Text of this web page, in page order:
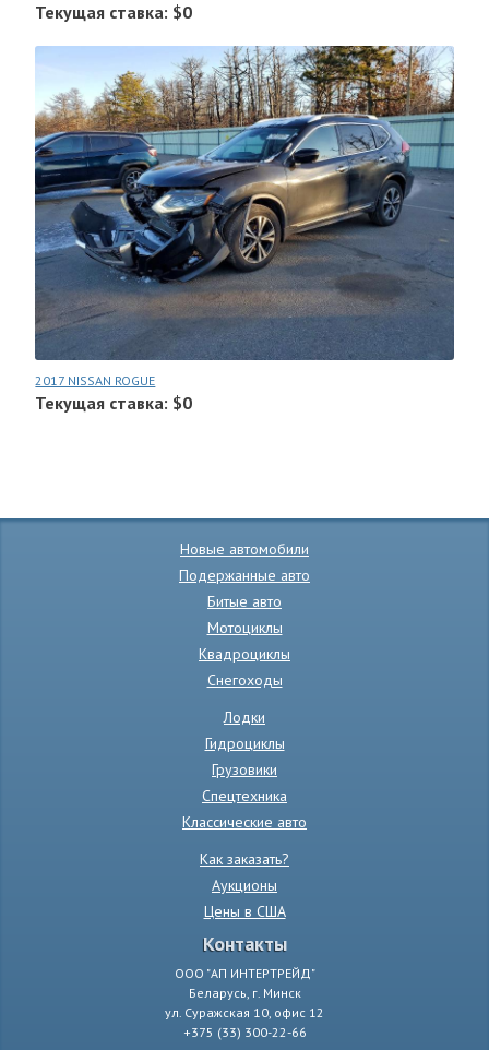
Текущая ставка: $0
2017 NISSAN ROGUE
Текущая ставка: $0
Новые автомобили
Подержанные авто
Битые авто
Мотоциклы
Квадроциклы
Снегоходы
Лодки
Гидроциклы
Грузовики
Спецтехника
Классические авто
Как заказать?
Аукционы
Цены в США
Контакты
ООО "АП ИНТЕРТРЕЙД"
Беларусь, г. Минск
ул. Суражская 10, офис 12
+375 (33) 300-22-66